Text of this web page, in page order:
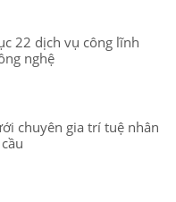
22 dịch vụ công lĩnh
nghệ
chuyên gia trí tuệ nhân